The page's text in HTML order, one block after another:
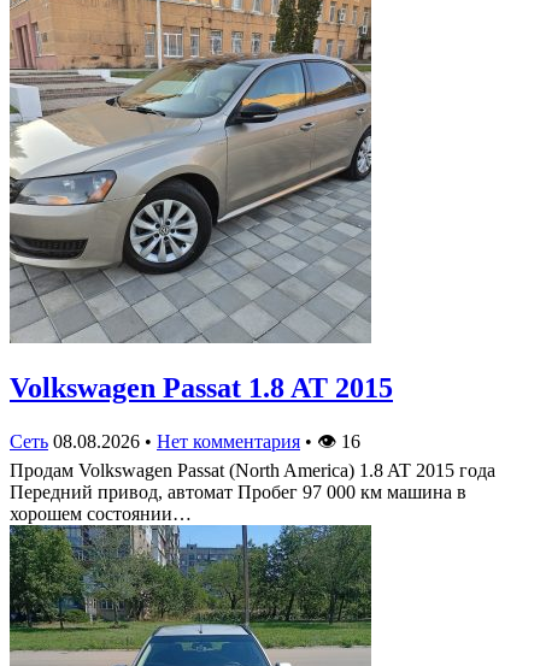
Volkswagen Passat 1.8 AT 2015
Сеть 08.08.2026 • Нет комментария • 👁 16
Продам Volkswagen Passat (North America) 1.8 AT 2015 года
Передний привод, автомат Пробег 97 000 км машина в
хорошем состоянии…